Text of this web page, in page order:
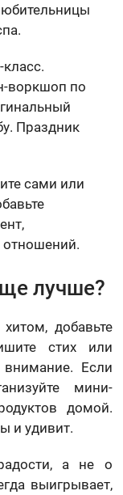
воркшоп по
Праздник
сами или
лучше?
добавьте
стих или
внимание. Если
мини-
домой.
и удивит.
а не о
выигрывает,